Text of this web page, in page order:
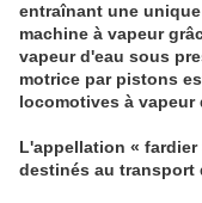
entraînant une
machine à vapeur
vapeur d'eau sous
motrice par pistons
locomotives à vapeur
L'appellation «
destinés au transport